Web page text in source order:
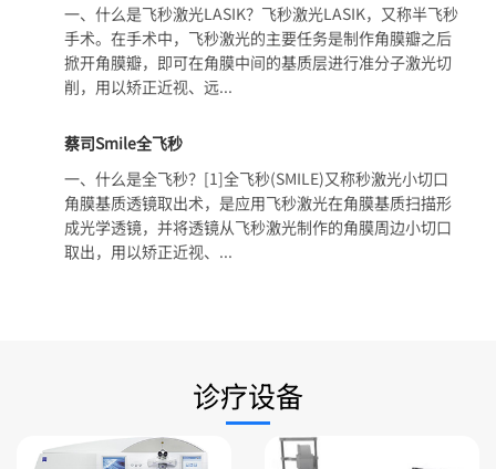
一、什么是飞秒激光LASIK？飞秒激光LASIK，又称半飞秒
手术。在手术中，飞秒激光的主要任务是制作角膜瓣之后
掀开角膜瓣，即可在角膜中间的基质层进行准分子激光切
削，用以矫正近视、远...
蔡司Smile全飞秒
一、什么是全飞秒？[1]全飞秒(SMILE)又称秒激光小切口
角膜基质透镜取出术，是应用飞秒激光在角膜基质扫描形
成光学透镜，并将透镜从飞秒激光制作的角膜周边小切口
取出，用以矫正近视、...
诊疗设备